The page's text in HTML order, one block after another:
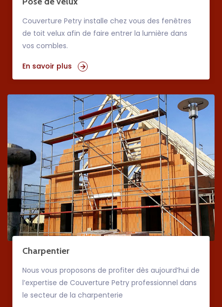
Couverture Petry installe chez vous des fenêtres
de toit velux afin de faire entrer la lumière dans
vos combles.
En savoir plus
Charpentier
Nous vous proposons de profiter dès aujourd’hui de
l’expertise de Couverture Petry professionnel dans
le secteur de la charpenterie